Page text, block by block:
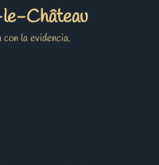
Château
la evidencia.